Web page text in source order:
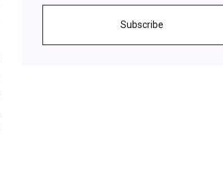
Subscribe